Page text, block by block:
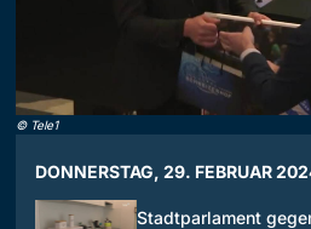
© Tele1
DONNERSTAG, 29. FEBRUAR
Stadtparlament